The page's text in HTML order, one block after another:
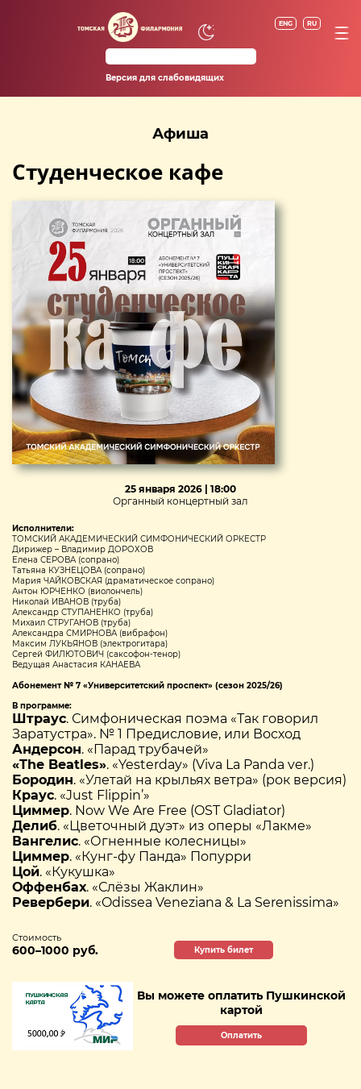
ENG RU
Версия для слабовидящих
Афиша
Студенческое кафе
25 января 2026 | 18:00
Органный концертный зал
Исполнители:
ТОМСКИЙ АКАДЕМИЧЕСКИЙ СИМФОНИЧЕСКИЙ ОРКЕСТР
Дирижер – Владимир ДОРОХОВ
Елена СЕРОВА (сопрано)
Татьяна КУЗНЕЦОВА (сопрано)
Мария ЧАЙКОВСКАЯ (драматическое сопрано)
Антон ЮРЧЕНКО (виолончель)
Николай ИВАНОВ (труба)
Александр СТУПАНЕНКО (труба)
Михаил СТРУГАНОВ (труба)
Александра СМИРНОВА (вибрафон)
Максим ЛУКЬЯНОВ (электрогитара)
Сергей ФИЛЮТОВИЧ (саксофон-тенор)
Ведущая Анастасия КАНАЕВА
Абонемент № 7 «Университетский проспект» (сезон 2025/26)
В программе:
Штраус. Симфоническая поэма «Так говорил
Заратустра». № 1 Предисловие, или Восход
Андерсон. «Парад трубачей»
«The Beatles». «Yesterday» (Viva La Panda ver.)
Бородин. «Улетай на крыльях ветра» (рок версия)
Краус. «Just Flippin’»
Циммер. Now We Are Free (OST Gladiator)
Делиб. «Цветочный дуэт» из оперы «Лакме»
Вангелис. «Огненные колесницы»
Циммер. «Кунг-фу Панда» Попурри
Цой. «Кукушка»
Оффенбах. «Слëзы Жаклин»
Ревербери. «Odissea Veneziana & La Serenissima»
Стоимость
600–1000 руб. Купить билет
Вы можете оплатить Пушкинской
картой
Оплатить